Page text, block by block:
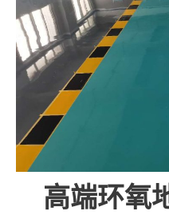
高端环氧